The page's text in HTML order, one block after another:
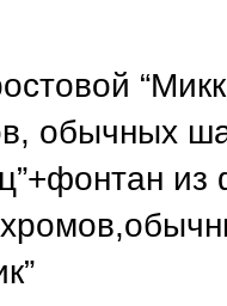
обычных
из